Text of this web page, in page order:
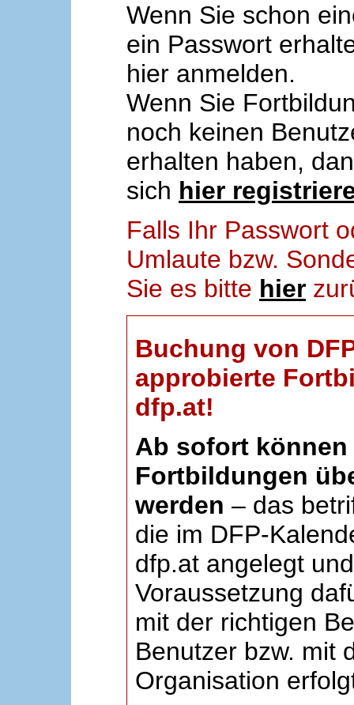
Wenn Sie schon
ein Passwort
hier anmelden.
Wenn Sie
noch keinen
erhalten haben,
sich hier
Falls Ihr Passwort
Umlaute bzw.
Sie es bitte hier
Buchung von
approbierte
dfp.at!
Ab sofort können
Fortbildungen
werden – das
die im DFP-
dfp.at angelegt
Voraussetzung
mit der richtigen
Benutzer bzw. mit
Organisation